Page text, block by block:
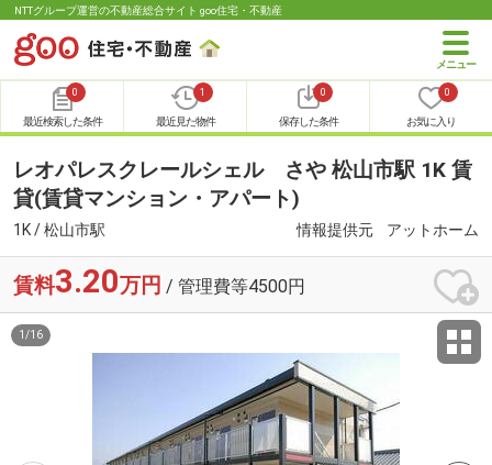
NTTグループ運営の不動産総合サイト goo住宅・不動産
0
最近検索した条件
1
最近見た物件
0
保存した条件
0
お気に入り
レオパレスクレールシェル さや 松山市駅 1K 賃
貸(賃貸マンション・アパート)
1K / 松山市駅 情報提供元 アットホーム
賃料3.20万円 / 管理費等4500円
1 /16